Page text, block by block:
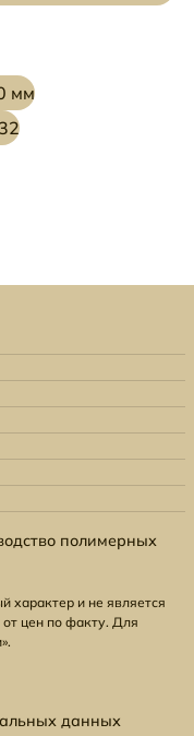
мм
полимерных
характер и не является
цен по факту. Для
данных